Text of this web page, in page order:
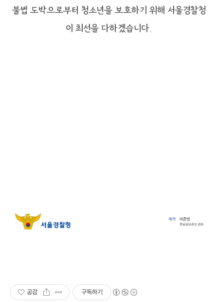
불법 도박으로부터 청소년을 보호하기 위해 서울경찰청
이 최선을 다하겠습니다.
공감 구독하기